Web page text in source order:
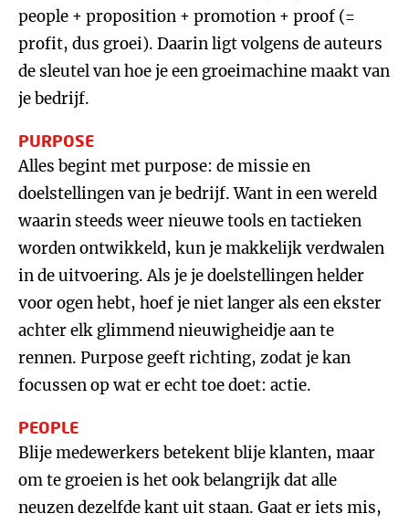
people + proposition + promotion + proof (=
profit, dus groei). Daarin ligt volgens de auteurs
de sleutel van hoe je een groeimachine maakt van
je bedrijf.
PURPOSE
Alles begint met purpose: de missie en
doelstellingen van je bedrijf. Want in een wereld
waarin steeds weer nieuwe tools en tactieken
worden ontwikkeld, kun je makkelijk verdwalen
in de uitvoering. Als je je doelstellingen helder
voor ogen hebt, hoef je niet langer als een ekster
achter elk glimmend nieuwigheidje aan te
rennen. Purpose geeft richting, zodat je kan
focussen op wat er echt toe doet: actie.
PEOPLE
Blije medewerkers betekent blije klanten, maar
om te groeien is het ook belangrijk dat alle
neuzen dezelfde kant uit staan. Gaat er iets mis,